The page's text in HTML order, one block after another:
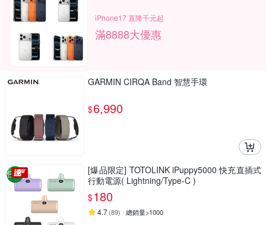
iPhone17 直降千元起
滿8888大優惠
GARMIN CIRQA Band 智慧手環
$6,990
[爆品限定] TOTOLINK iPuppy5000 快充直插式
行動電源( Lightning/Type-C )
$180
4.7(89) 總銷量>1000